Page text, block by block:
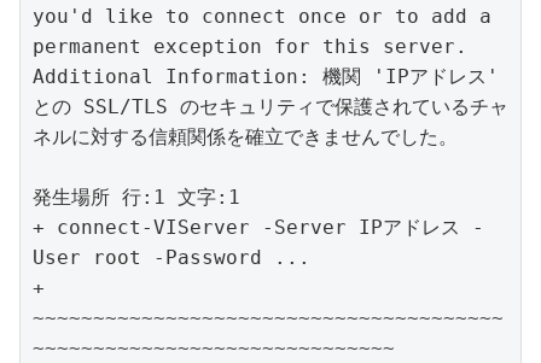
you'd like to connect once or to add a
permanent exception for this server.
Additional Information: 機関 'IPアドレス'
との SSL/TLS のセキュリティで保護されているチャ
ネルに対する信頼関係を確立できませんでした。
発生場所 行:1 文字:1
+ connect-VIServer -Server IPアドレス -
User root -Password ...
+
~~~~~~~~~~~~~~~~~~~~~~~~~~~~~~~~~~~~~~~
~~~~~~~~~~~~~~~~~~~~~~~~~~~~~~